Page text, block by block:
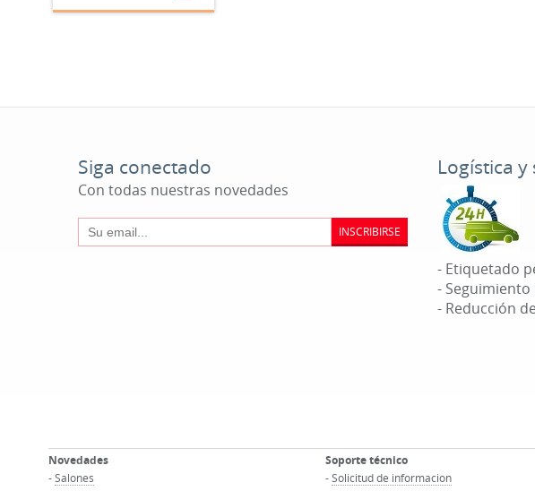
Siga conectado
Con todas nuestras novedades
INSCRIBIRSE
Logística y
- Etiquetado
-
- Reducción
Novedades
-Salones
Soporte técnico
-Solicitud de informacion